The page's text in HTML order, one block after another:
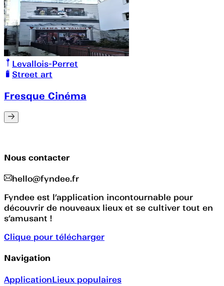
Levallois-Perret
Street art
Fresque Cinéma
Nous contacter
hello@fyndee.fr
Fyndee est l’application incontournable pour
découvrir de nouveaux lieux et se cultiver tout en
s’amusant !
Clique pour télécharger
Navigation
ApplicationLieux populaires